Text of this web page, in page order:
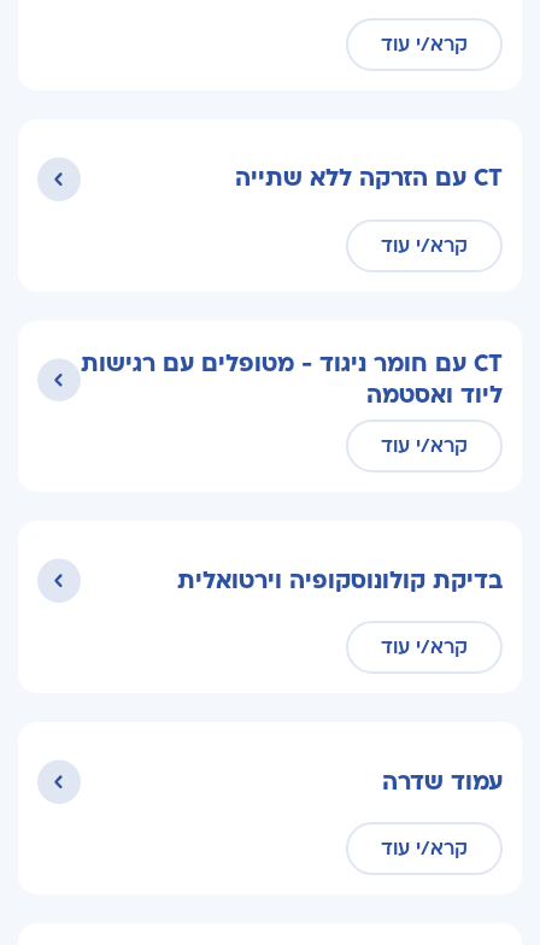
קרא/י עוד
CT עם הזרקה ללא שתייה
קרא/י עוד
CT עם חומר ניגוד - מטופלים עם רגישות
ליוד ואסטמה
קרא/י עוד
בדיקת קולונוסקופיה וירטואלית
קרא/י עוד
עמוד שדרה
קרא/י עוד